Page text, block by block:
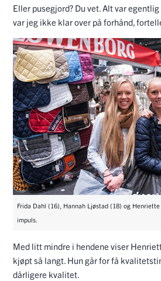
Eller pusegjord? Du vet. Alt var
var jeg ikke klar over på forhånd,
Frida Dahl (16), Hannah Ljøstad (18) og
impuls.
Med litt mindre i hendene viser
kjøpt så langt. Hun går for få
dårligere kvalitet.